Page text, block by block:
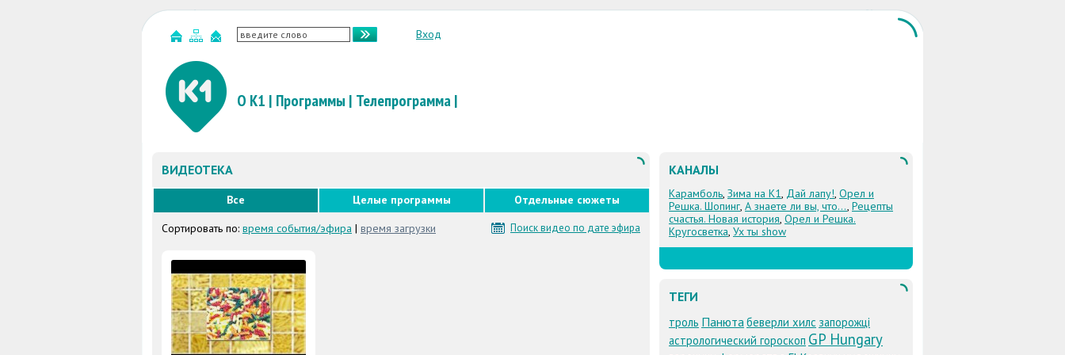
Вход
О К1 | Программы | Телепрограмма|
ВИДЕОТЕКА
Все Целые программы Отдельные сюжеты
Поиск видео по дате эфира
Сортировать по: время события/эфира | время загрузки
КАНАЛЫ
Карамболь, Зима на К1, Дай лапу!, Орел и
Решка. Шопинг, А знаете ли вы, что..., Рецепты
счастья. Новая история, Орел и Решка.
Кругосветка, Ух ты show
ТЕГИ
троль Панютабеверли хилс запорожці
астрологический гороскоп GP Hungary